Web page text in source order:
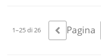
bula
1–25 di 26 Pagina